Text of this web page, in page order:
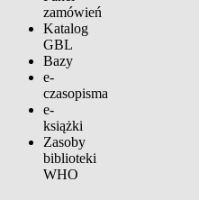
zamówień
Katalog
GBL
Bazy
e-
czasopisma
e-
książki
Zasoby
biblioteki
WHO